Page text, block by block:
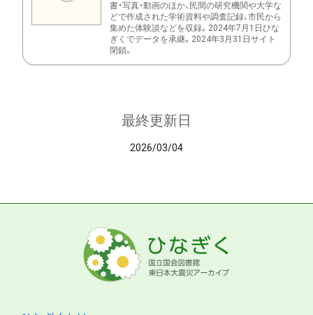
書・写真・動画のほか、民間の研究機関や大学な
どで作成された学術資料や調査記録、市民から
集めた体験談などを収録。2024年7月1日ひな
ぎくでデータを承継。2024年3月31日サイト
閉鎖。
最終更新日
2026/03/04